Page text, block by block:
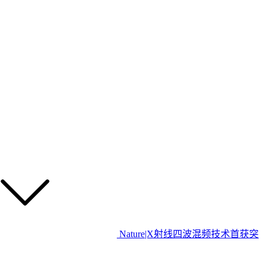
Nature|X射线四波混频技术首获突